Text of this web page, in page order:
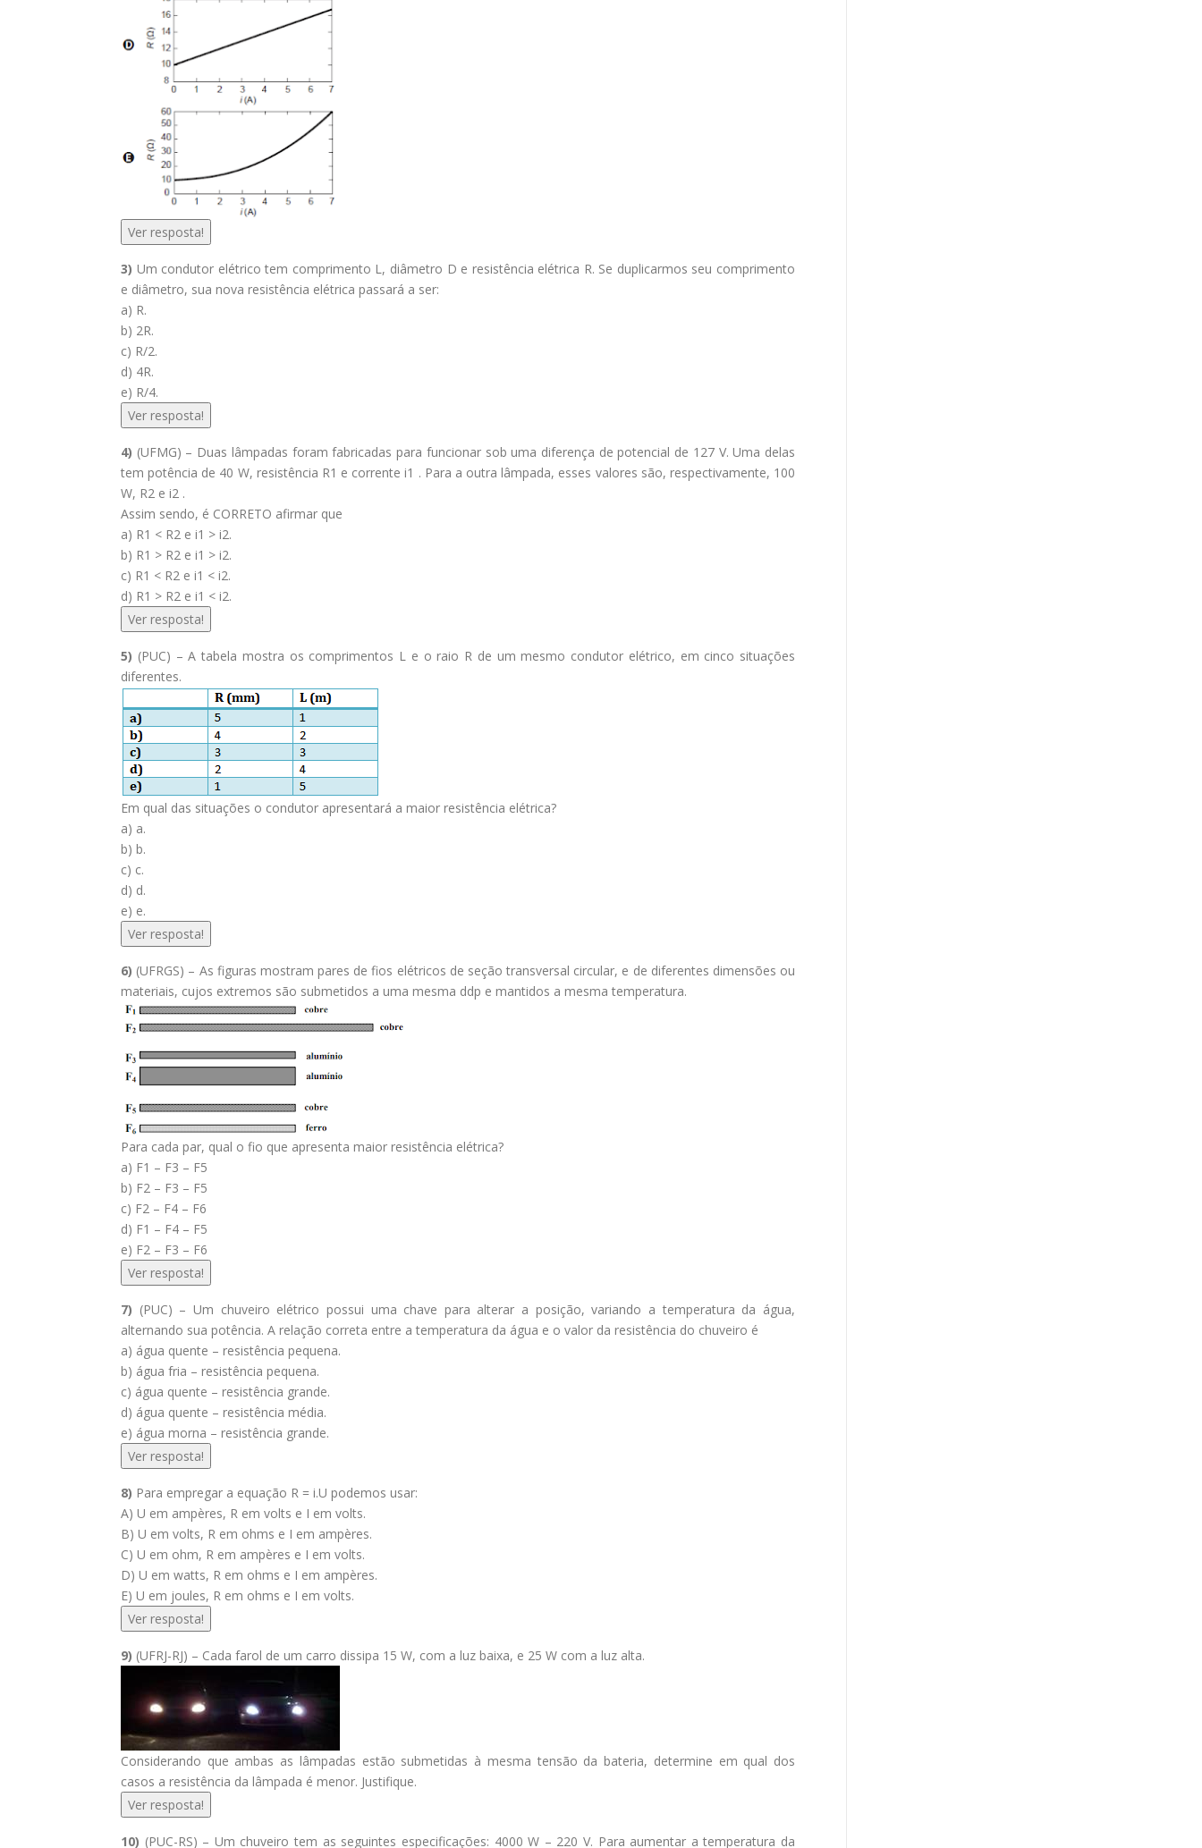
Ver resposta!
3) Um condutor elétrico tem comprimento L, diâmetro D e resistência elétrica R. Se duplicarmos seu comprimento
e diâmetro, sua nova resistência elétrica passará a ser:
a) R.
b) 2R.
c) R/2.
d) 4R.
e) R/4.
Ver resposta!
4) (UFMG) – Duas lâmpadas foram fabricadas para funcionar sob uma diferença de potencial de 127 V. Uma delas
tem potência de 40 W, resistência R1 e corrente i1 . Para a outra lâmpada, esses valores são, respectivamente, 100
W, R2 e i2 .
Assim sendo, é CORRETO afirmar que
a) R1 < R2 e i1 > i2.
b) R1 > R2 e i1 > i2.
c) R1 < R2 e i1 < i2.
d) R1 > R2 e i1 < i2.
Ver resposta!
5) (PUC) – A tabela mostra os comprimentos L e o raio R de um mesmo condutor elétrico, em cinco situações
diferentes.
Em qual das situações o condutor apresentará a maior resistência elétrica?
a) a.
b) b.
c) c.
d) d.
e) e.
Ver resposta!
6) (UFRGS) – As figuras mostram pares de fios elétricos de seção transversal circular, e de diferentes dimensões ou
materiais, cujos extremos são submetidos a uma mesma ddp e mantidos a mesma temperatura.
Para cada par, qual o fio que apresenta maior resistência elétrica?
a) F1 – F3 – F5
b) F2 – F3 – F5
c) F2 – F4 – F6
d) F1 – F4 – F5
e) F2 – F3 – F6
Ver resposta!
7) (PUC) – Um chuveiro elétrico possui uma chave para alterar a posição, variando a temperatura da água,
alternando sua potência. A relação correta entre a temperatura da água e o valor da resistência do chuveiro é
a) água quente – resistência pequena.
b) água fria – resistência pequena.
c) água quente – resistência grande.
d) água quente – resistência média.
e) água morna – resistência grande.
Ver resposta!
8) Para empregar a equação R = i.U podemos usar:
A) U em ampères, R em volts e I em volts.
B) U em volts, R em ohms e I em ampères.
C) U em ohm, R em ampères e I em volts.
D) U em watts, R em ohms e I em ampères.
E) U em joules, R em ohms e I em volts.
Ver resposta!
9) (UFRJ-RJ) – Cada farol de um carro dissipa 15 W, com a luz baixa, e 25 W com a luz alta.
Considerando que ambas as lâmpadas estão submetidas à mesma tensão da bateria, determine em qual dos
casos a resistência da lâmpada é menor. Justifique.
Ver resposta!
10) (PUC-RS) – Um chuveiro tem as seguintes especificações: 4000 W – 220 V. Para aumentar a temperatura da